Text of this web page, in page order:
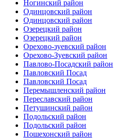
Ногинский район
Одинцовский район
Одинцовский район
Озерецкий район
Озерецкий район
Орехово-зуевский район
Орехово-Зуевский район
Павлово-Посадский район
Павловский Посад
Павловский Посад
Перемышленский район
Переславский район
Петушинский район
Подольский район
Подольский район
Пошехонский район